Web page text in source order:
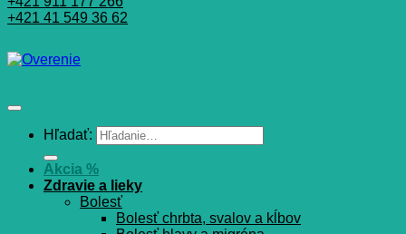
+421 41 549 36 62
Hľadať:
Akcia %
Zdravie a lieky
Bolesť
Bolesť chrbta, svalov a kĺbov